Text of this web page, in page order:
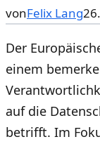
vonFelix Lang
Der
einem
auf die
betrifft. Im